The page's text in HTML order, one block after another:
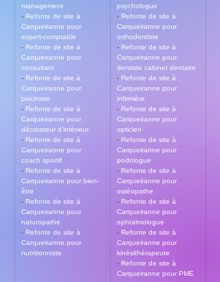
management
- Refonte de site à
Carqueiranne pour
expert-comptable
- Refonte de site à
Carqueiranne pour
consultant
- Refonte de site à
Carqueiranne pour
pisciniste
- Refonte de site à
Carqueiranne pour
décorateur d’intérieur
- Refonte de site à
Carqueiranne pour
coach sportif
- Refonte de site à
Carqueiranne pour bien-
être
- Refonte de site à
Carqueiranne pour
naturopathe
- Refonte de site à
Carqueiranne pour
nutritionniste
psychologue
- Refonte de site à
Carqueiranne pour
orthodontiste
- Refonte de site à
Carqueiranne pour
dentiste cabinet dentaire
- Refonte de site à
Carqueiranne pour
infirmière
- Refonte de site à
Carqueiranne pour
opticien
- Refonte de site à
Carqueiranne pour
podologue
- Refonte de site à
Carqueiranne pour
ostéopathe
- Refonte de site à
Carqueiranne pour
ophtalmologue
- Refonte de site à
Carqueiranne pour
kinésithérapeute
- Refonte de site à
Carqueiranne pour PME